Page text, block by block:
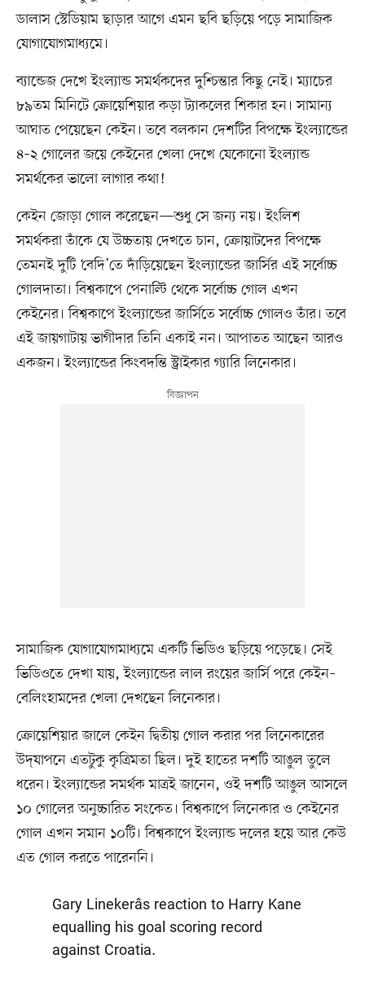
ডালাস স্টেডিয়াম ছাড়ার আগে এমন ছবি ছড়িয়ে পড়ে সামাজিক
যোগাযোগমাধ্যমে।
ব্যান্ডেজ দেখে ইংল্যান্ড সমর্থকদের দুশ্চিন্তার কিছু নেই। ম্যাচের
৮৯তম মিনিটে ক্রোয়েশিয়ার কড়া ট্যাকলের শিকার হন। সামান্য
আঘাত পেয়েছেন কেইন। তবে বলকান দেশটির বিপক্ষে ইংল্যান্ডের
৪–২ গোলের জয়ে কেইনের খেলা দেখে যেকোনো ইংল্যান্ড
সমর্থকের ভালো লাগার কথা!
কেইন জোড়া গোল করেছেন—শুধু সে জন্য নয়। ইংলিশ
সমর্থকরা তাঁকে যে উচ্চতায় দেখতে চান, ক্রোয়াটদের বিপক্ষে
তেমনই দুটি ‘বেদি’তে দাঁড়িয়েছেন ইংল্যান্ডের জার্সির এই সর্বোচ্চ
গোলদাতা। বিশ্বকাপে পেনাল্টি থেকে সর্বোচ্চ গোল এখন
কেইনের। বিশ্বকাপে ইংল্যান্ডের জার্সিতে সর্বোচ্চ গোলও তাঁর। তবে
এই জায়গাটায় ভাগীদার তিনি একাই নন। আপাতত আছেন আরও
একজন। ইংল্যান্ডের কিংবদন্তি স্ট্রাইকার গ্যারি লিনেকার।
সামাজিক যোগাযোগমাধ্যমে একটি ভিডিও ছড়িয়ে পড়েছে। সেই
ভিডিওতে দেখা যায়, ইংল্যান্ডের লাল রংয়ের জার্সি পরে কেইন–
বেলিংহামদের খেলা দেখছেন লিনেকার।
ক্রোয়েশিয়ার জালে কেইন দ্বিতীয় গোল করার পর লিনেকারের
উদ্‌যাপনে এতটুকু কৃত্রিমতা ছিল। দুই হাতের দশটি আঙুল তুলে
ধরেন। ইংল্যান্ডের সমর্থক মাত্রই জানেন, ওই দশটি আঙুল আসলে
১০ গোলের অনুচ্চারিত সংকেত। বিশ্বকাপে লিনেকার ও কেইনের
গোল এখন সমান ১০টি। বিশ্বকাপে ইংল্যান্ড দলের হয়ে আর কেউ
এত গোল করতে পারেননি।
Gary Linekerâs reaction to Harry Kane
equalling his goal scoring record
against Croatia.